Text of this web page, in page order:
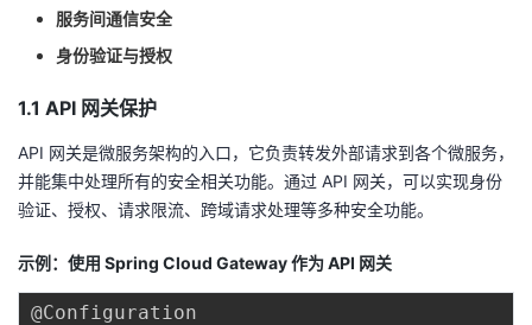
学
的
程
我
认
的
我
持
我
技
支
的
声
服务间通信安全
身份验证与授权
1.1 API 网关保护
API 网关是微服务架构的入口，它负责转发外部请求到各个微服务，
并能集中处理所有的安全相关功能。通过 API 网关，可以实现身份
验证、授权、请求限流、跨域请求处理等多种安全功能。
示例：使用 Spring Cloud Gateway作为 API 网关
@Configuration